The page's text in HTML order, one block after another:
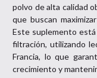
polvo de alta calidad
que buscan
Este suplemento
filtración, utilizando
Francia, lo que
crecimiento y